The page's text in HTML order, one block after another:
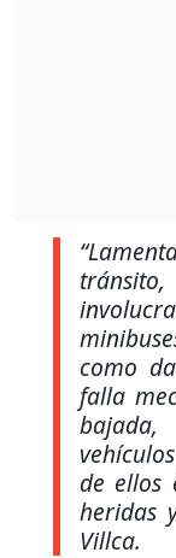
como
falla
de ellos
heridas
Villca.